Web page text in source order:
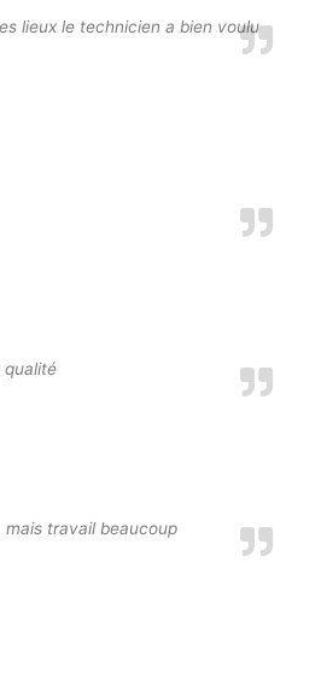
lieux le technicien a bien voulu
qualité
mais travail beaucoup